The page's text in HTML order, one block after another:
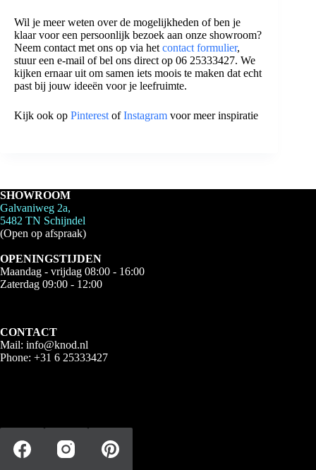
Wil je meer weten over de mogelijkheden of ben je
klaar voor een persoonlijk bezoek aan onze showroom?
Neem contact met ons op via het contact formulier,
stuur een e-mail of bel ons direct op 06 25333427. We
kijken ernaar uit om samen iets moois te maken dat echt
past bij jouw ideeën voor je leefruimte.
Kijk ook op Pinterest ofInstagram voor meer inspiratie
SHOWROOM
Galvaniweg 2a,
5482 TN Schijndel
(Open op afspraak)
OPENINGSTIJDEN
Maandag - vrijdag 08:00 - 16:00
Zaterdag 09:00 - 12:00
CONTACT
Mail: info@knod.nl
Phone: +31 6 25333427